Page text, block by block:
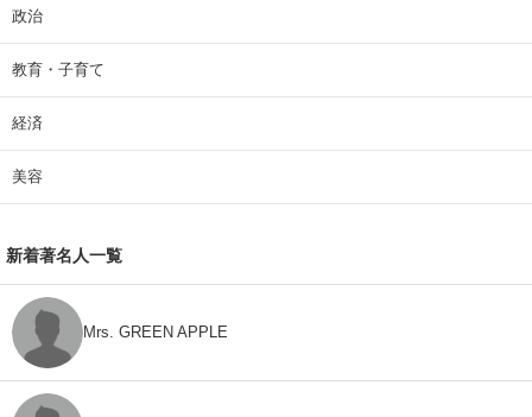
政治
教育・子育て
経済
美容
新着著名人一覧
Mrs. GREEN APPLE